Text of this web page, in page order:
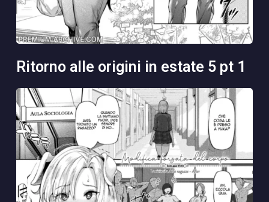
ritorno alle origini in estate 5 pt 1